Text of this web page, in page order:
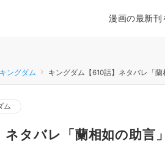
漫画の最新刊
キングダム キングダム【610話】ネタバレ「
ム
タバレ「蘭相如の助言